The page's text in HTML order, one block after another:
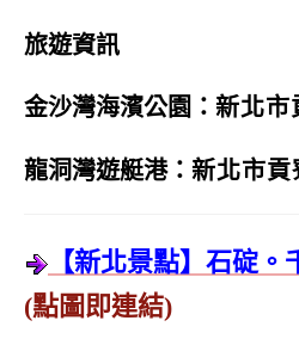
旅遊資訊
金沙灣海濱公園： 新北市
龍洞灣遊艇港： 新北市貢
【新北景點】石碇
(點圖即連結)